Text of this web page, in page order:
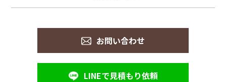
お問い合わせ
LINEで見積もり依頼